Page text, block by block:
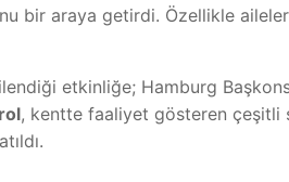
bir araya getirdi. Özellikle
etkinliğe; Hamburg
, kentte faaliyet gösteren çeşitli